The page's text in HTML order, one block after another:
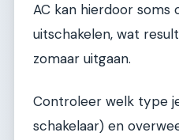
AC kan hierdoor soms
uitschakelen, wat
zomaar uitgaan.
Controleer welk type
schakelaar) en